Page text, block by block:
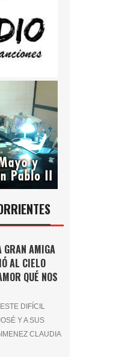
GRAN AMIGA
AL CIELO
QUÉ NOS
DIFÍCIL
Y A SUS
CLAUDIA